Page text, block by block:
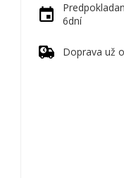
6dní
Doprava už